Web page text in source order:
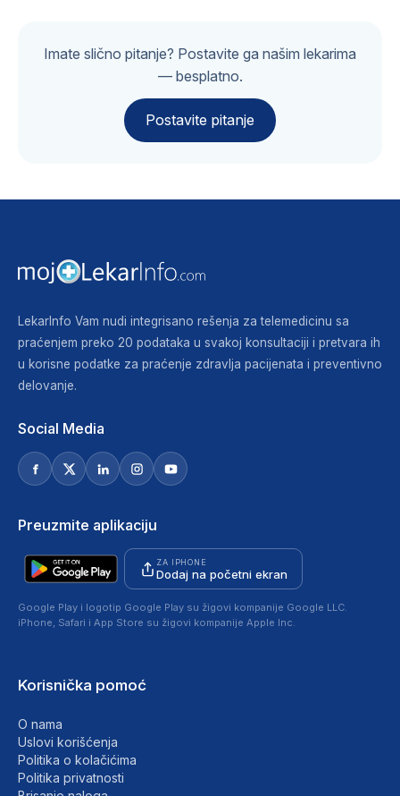
Imate slično pitanje? Postavite ga našim lekarima
— besplatno.
Postavite pitanje
LekarInfo Vam nudi integrisano rešenja za telemedicinu sa
praćenjem preko 20 podataka u svakoj konsultaciji i pretvara ih
u korisne podatke za praćenje zdravlja pacijenata i preventivno
delovanje.
Social Media
Preuzmite aplikaciju
ZA IPHONE
Dodaj na početni ekran
Google Play i logotip Google Play su žigovi kompanije Google LLC.
iPhone, Safari i App Store su žigovi kompanije Apple Inc.
Korisnička pomoć
O nama
Uslovi korišćenja
Politika o kolačićima
Politika privatnosti